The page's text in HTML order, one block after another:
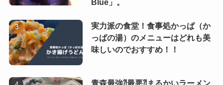
Blue」。
実力派の食堂！食事処かっぱ（か
っぱの湯）のメニューはどれも美
味しいのでおすすめ！！
青森最強⁈最悪⁈まるかいラーメン